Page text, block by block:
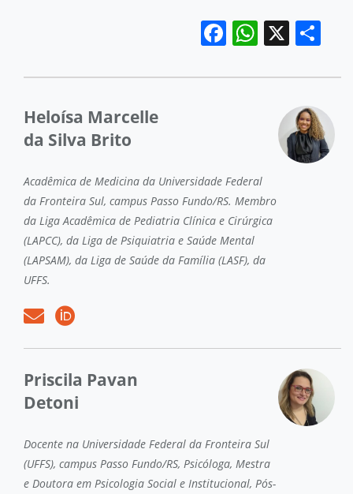
Facebook
X
Heloísa Marcelle
da Silva Brito
Acadêmica de Medicina da Universidade Federal
da Fronteira Sul, campus Passo Fundo/RS. Membro
da Liga Acadêmica de Pediatria Clínica e Cirúrgica
(LAPCC), da Liga de Psiquiatria e Saúde Mental
(LAPSAM), da Liga de Saúde da Família (LASF), da
UFFS.
Priscila Pavan
Detoni
Docente na Universidade Federal da Fronteira Sul
(UFFS), campus Passo Fundo/RS, Psicóloga, Mestra
e Doutora em Psicologia Social e Institucional, Pós-